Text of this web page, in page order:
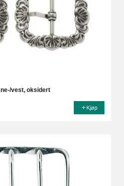
vest, oksidert
Kjøp